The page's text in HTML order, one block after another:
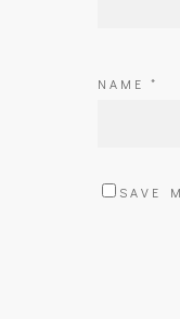
NAME *
SAVE